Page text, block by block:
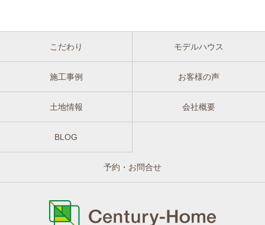
こだわり モデルハウス
施工事例 お客様の声
土地情報 会社概要
BLOG
予約・お問合せ